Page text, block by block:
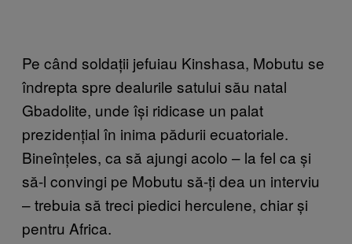
Pe când soldații jefuiau Kinshasa, Mobutu se
îndrepta spre dealurile satului său natal
Gbadolite, unde își ridicase un palat
prezidențial în inima pădurii ecuatoriale.
Bineînțeles, ca să ajungi acolo – la fel ca și
să-l convingi pe Mobutu să-ți dea un interviu
– trebuia să treci piedici herculene, chiar și
pentru Africa.